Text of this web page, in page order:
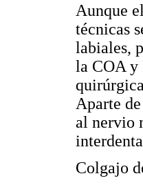
Aunque
técnicas
labiales,
la COA y
Aparte
al nervio
Colgajo